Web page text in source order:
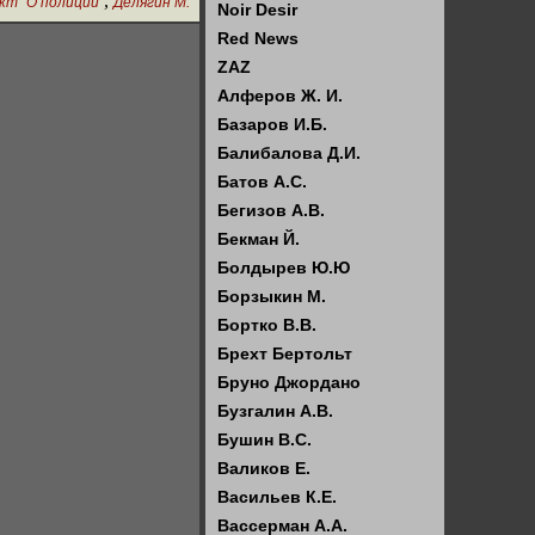
Noir Desir
Red News
ZAZ
Алферов Ж. И.
Базаров И.Б.
Балибалова Д.И.
Батов А.С.
Бегизов А.В.
Бекман Й.
Болдырев Ю.Ю
Борзыкин М.
Бортко В.В.
Брехт Бертольт
Бруно Джордано
Бузгалин А.В.
Бушин В.С.
Валиков Е.
Васильев К.Е.
Вассерман А.А.